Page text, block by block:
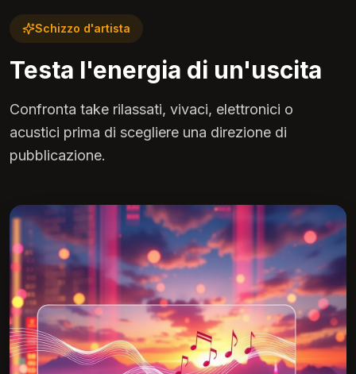
Schizzo d'artista
Testa l'energia di un'uscita
Confronta take rilassati, vivaci, elettronici o
acustici prima di scegliere una direzione di
pubblicazione.